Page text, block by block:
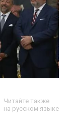
Читайте также
на русском языке